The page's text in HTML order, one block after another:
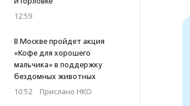
12:59
В Москве пройдет акция
«Кофе для хорошего
мальчика» в поддержку
бездомных животных
10:52 · Прислано НКО